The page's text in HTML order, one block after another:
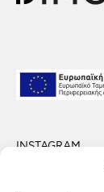
INSTAGRAM